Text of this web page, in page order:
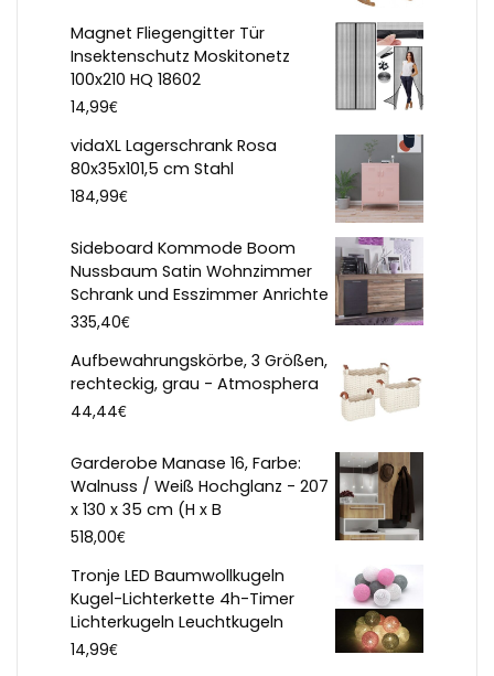
Magnet Fliegengitter Tür
Insektenschutz Moskitonetz
100x210 HQ 18602
14,99€
vidaXL Lagerschrank Rosa
80x35x101,5 cm Stahl
184,99€
Sideboard Kommode Boom
Nussbaum Satin Wohnzimmer
Schrank und Esszimmer Anrichte
335,40€
Aufbewahrungskörbe, 3 Größen,
rechteckig, grau - Atmosphera
44,44€
Garderobe Manase 16, Farbe:
Walnuss / Weiß Hochglanz - 207
x 130 x 35 cm (H x B
518,00€
Tronje LED Baumwollkugeln
Kugel-Lichterkette 4h-Timer
Lichterkugeln Leuchtkugeln
14,99€